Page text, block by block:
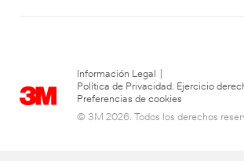
Información Legal
Política de Privacidad. Ejercicio
Preferencias de cookies
© 3M 2026. Todos los derechos